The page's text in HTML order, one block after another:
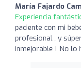
María Fajardo
Experiencia
paciente con mi
profesional , y
inmejorable ! No lo